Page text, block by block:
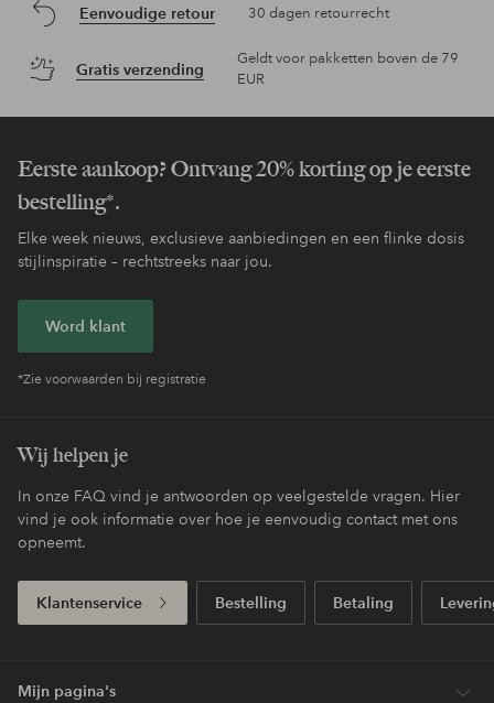
Eenvoudige retour 30 dagen retourrecht
Gratis verzending
Geldt voor pakketten boven de 79
EUR
Eerste aankoop? Ontvang 20% korting op je eerste
bestelling*.
Elke week nieuws, exclusieve aanbiedingen en een flinke dosis
stijlinspiratie – rechtstreeks naar jou.
Word klant
*Zie voorwaarden bij registratie
Wij helpen je
In onze FAQ vind je antwoorden op veelgestelde vragen. Hier
vind je ook informatie over hoe je eenvoudig contact met ons
opneemt.
Klantenservice Bestelling Betaling
Mijn pagina's